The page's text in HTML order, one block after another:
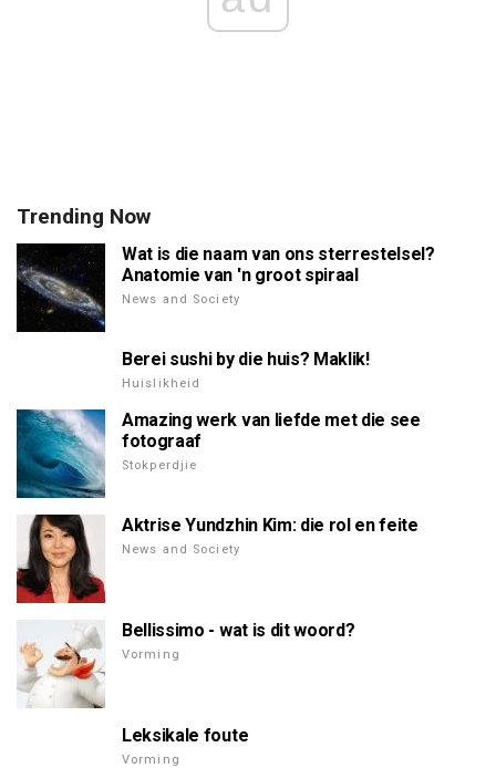
Trending Now
Wat is die naam van ons sterrestelsel?
Anatomie van 'n groot spiraal
News and Society
Berei sushi by die huis? Maklik!
Huislikheid
Amazing werk van liefde met die see
fotograaf
Stokperdjie
Aktrise Yundzhin Kim: die rol en feite
News and Society
Bellissimo - wat is dit woord?
Vorming
Leksikale foute
Vorming